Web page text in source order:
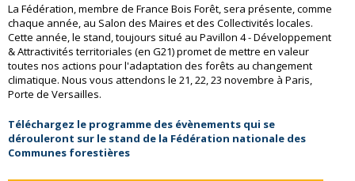
La Fédération, membre de France Bois Forêt, sera présente, comme
chaque année, au Salon des Maires et des Collectivités locales.
Cette année, le stand, toujours situé au Pavillon 4 - Développement
& Attractivités territoriales (en G21) promet de mettre en valeur
toutes nos actions pour l'adaptation des forêts au changement
climatique. Nous vous attendons le 21, 22, 23 novembre à Paris,
Porte de Versailles.
Téléchargez le programme des évènements qui se
dérouleront sur le stand de la Fédération nationale des
Communes forestières